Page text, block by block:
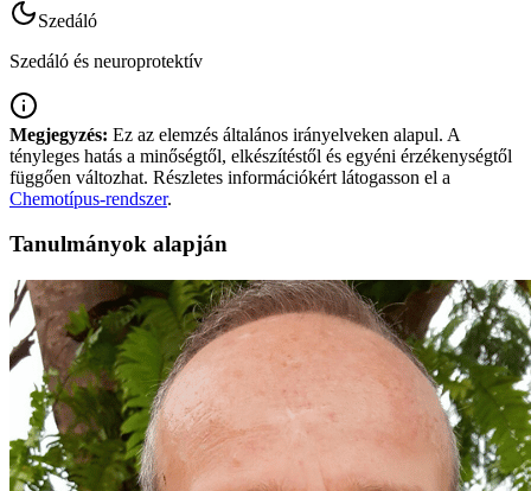
Szedáló
Szedáló és neuroprotektív
Megjegyzés: Ez az elemzés általános irányelveken alapul. A
tényleges hatás a minőségtől, elkészítéstől és egyéni érzékenységtől
függően változhat. Részletes információkért látogasson el a
Chemotípus-rendszer.
Tanulmányok alapján